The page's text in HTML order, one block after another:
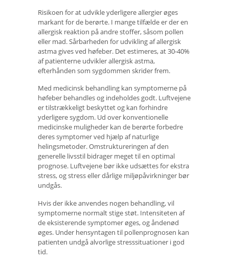
Risikoen for at udvikle yderligere allergier øges
markant for de berørte. I mange tilfælde er der en
allergisk reaktion på andre stoffer, såsom pollen
eller mad. Sårbarheden for udvikling af allergisk
astma gives ved høfeber. Det estimeres, at 30-40%
af patienterne udvikler allergisk astma,
efterhånden som sygdommen skrider frem.
Med medicinsk behandling kan symptomerne på
høfeber behandles og indeholdes godt. Luftvejene
er tilstrækkeligt beskyttet og kan forhindre
yderligere sygdom. Ud over konventionelle
medicinske muligheder kan de berørte forbedre
deres symptomer ved hjælp af naturlige
helingsmetoder. Omstruktureringen af ​​den
generelle livsstil bidrager meget til en optimal
prognose. Luftvejene bør ikke udsættes for ekstra
stress, og stress eller dårlige miljøpåvirkninger bør
undgås.
Hvis der ikke anvendes nogen behandling, vil
symptomerne normalt stige støt. Intensiteten af ​​
de eksisterende symptomer øges, og åndenød
øges. Under hensyntagen til pollenprognosen kan
patienten undgå alvorlige stresssituationer i god
tid.